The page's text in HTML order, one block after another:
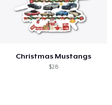
Christmas Mustangs
$28